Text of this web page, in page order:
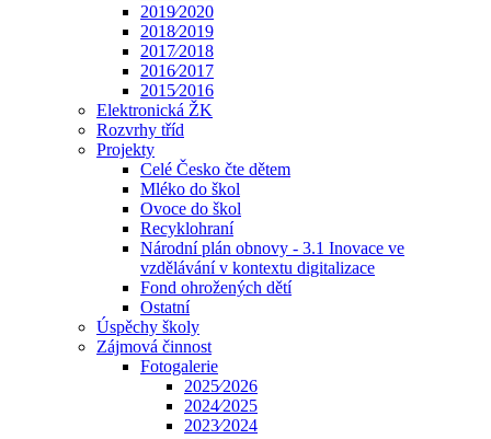
2019⁄2020
2018⁄2019
2017⁄2018
2016⁄2017
2015⁄2016
Elektronická ŽK
Rozvrhy tříd
Projekty
Celé Česko čte dětem
Mléko do škol
Ovoce do škol
Recyklohraní
Národní plán obnovy - 3.1 Inovace ve
vzdělávání v kontextu digitalizace
Fond ohrožených dětí
Ostatní
Úspěchy školy
Zájmová činnost
Fotogalerie
2025⁄2026
2024⁄2025
2023⁄2024